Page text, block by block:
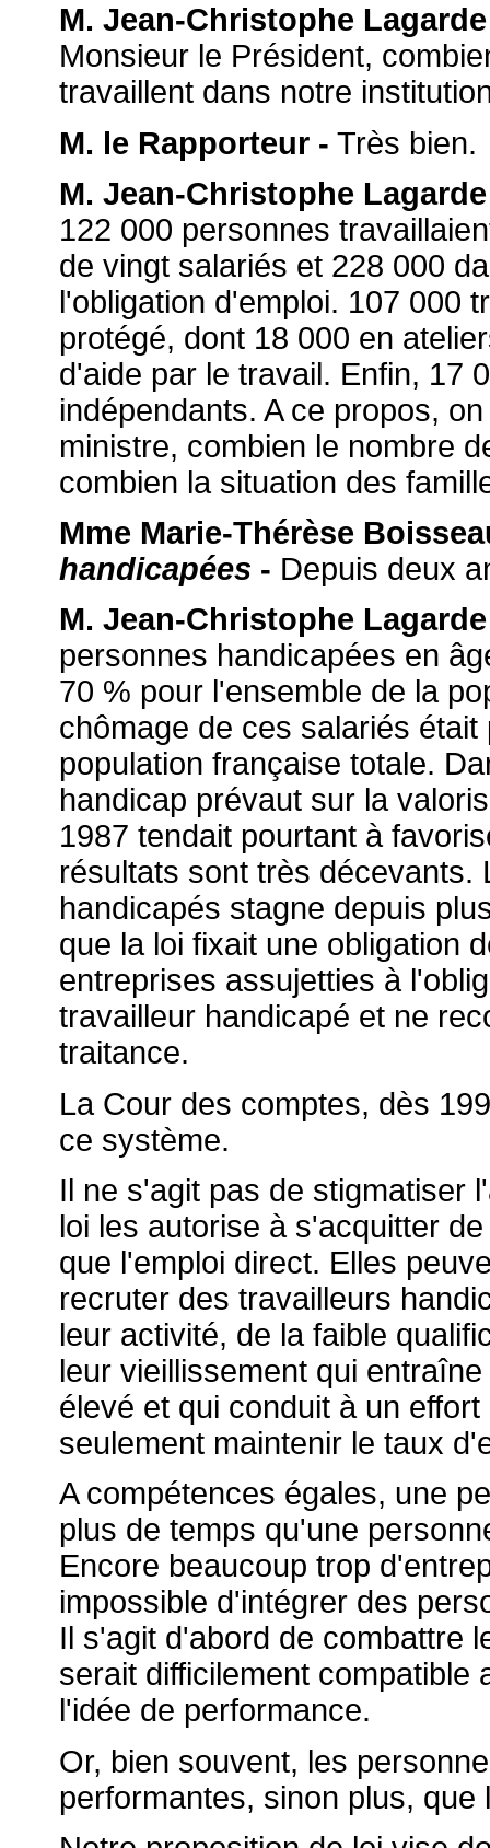
M. Jean-Christophe
Monsieur le Président,
travaillent dans notre
M. le Rapporteur - Très bien.
M. Jean-Christophe
122 000 personnes
de vingt salariés et 228 000
l'obligation d'emploi. 107 000
protégé, dont 18 000 en
d'aide par le travail. Enfin, 17
indépendants. A ce propos,
ministre, combien le nombre
combien la situation des
Mme Marie-Thérèse
handicapées - Depuis deux
M. Jean-Christophe
personnes handicapées en
70 % pour l'ensemble de la
chômage de ces salariés
population française totale.
handicap prévaut sur la
1987 tendait pourtant à
résultats sont très décevants.
handicapés stagne depuis
que la loi fixait une obligation
entreprises assujetties à
travailleur handicapé et ne
traitance.
La Cour des comptes, dès
ce système.
Il ne s'agit pas de stigmatiser
loi les autorise à s'acquitter
que l'emploi direct. Elles
recruter des travailleurs
leur activité, de la faible
leur vieillissement qui
élevé et qui conduit à un
seulement maintenir le taux
A compétences égales, une
plus de temps qu'une
Encore beaucoup trop
impossible d'intégrer des
Il s'agit d'abord de combattre
serait difficilement compatible
l'idée de performance.
Or, bien souvent, les
performantes, sinon plus,